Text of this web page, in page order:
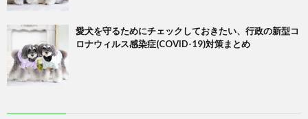
愛犬を守るためにチェックしておきたい、行政の新型コ
ロナウィルス感染症(COVID-19)対策まとめ